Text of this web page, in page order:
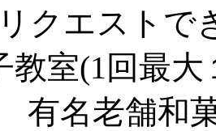
クエストで
教室(1回最大
舗和菓子